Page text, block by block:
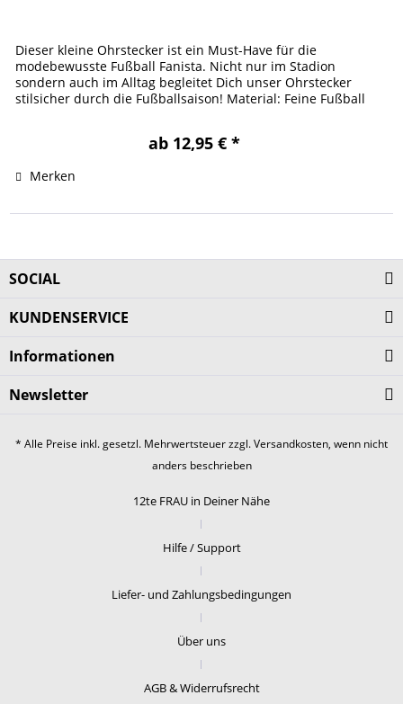
Dieser kleine Ohrstecker ist ein Must-Have für die
modebewusste Fußball Fanista. Nicht nur im Stadion
sondern auch im Alltag begleitet Dich unser Ohrstecker
stilsicher durch die Fußballsaison! Material: Feine Fußball
ab 12,95 € *
Merken
SOCIAL
KUNDENSERVICE
Informationen
Newsletter
* Alle Preise inkl. gesetzl. Mehrwertsteuer zzgl.Versandkosten, wenn nicht
anders beschrieben
12te FRAU in Deiner Nähe
Hilfe / Support
Liefer- und Zahlungsbedingungen
Über uns
AGB & Widerrufsrecht